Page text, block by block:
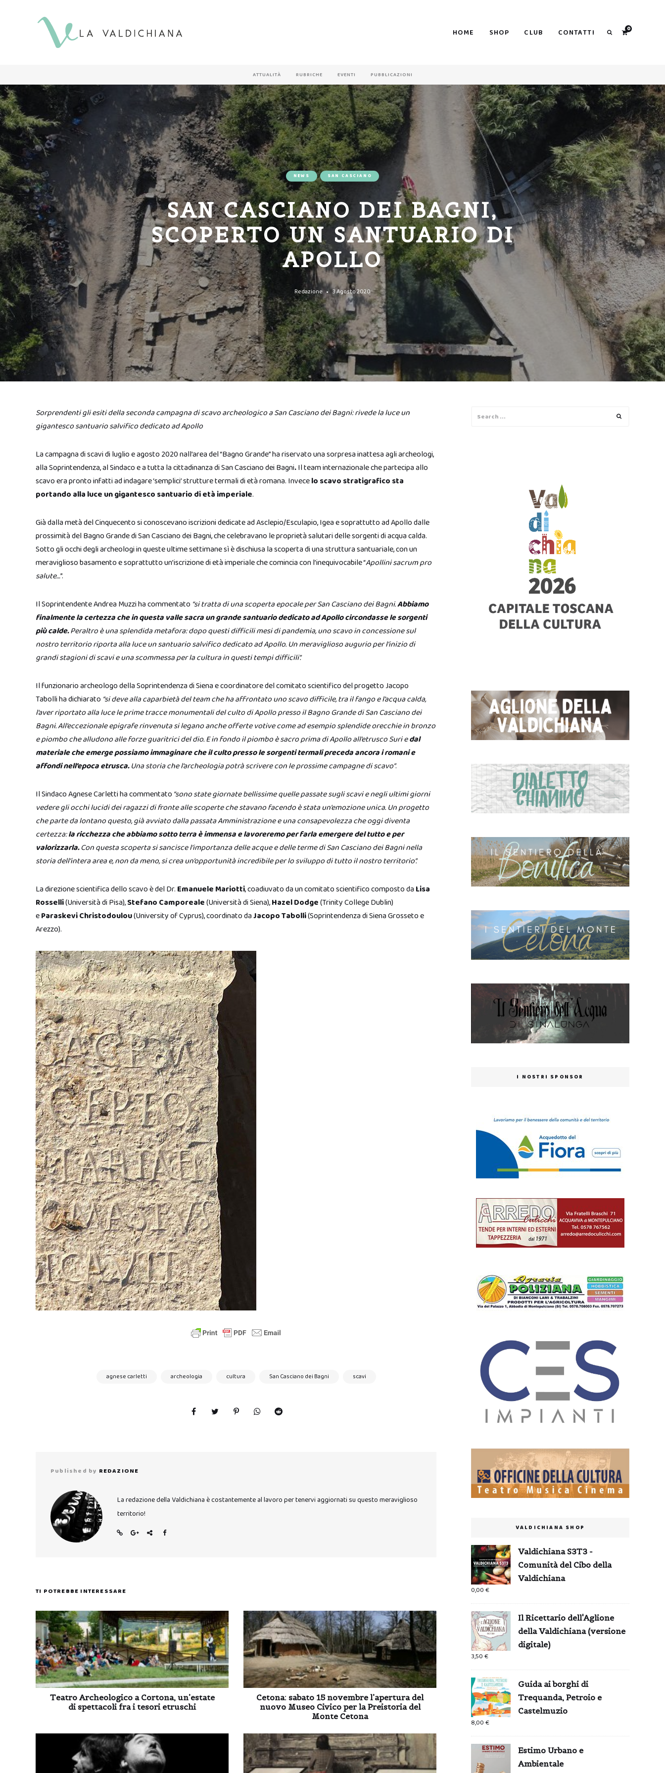
HOME SHOP CLUB CONTATTI 0
ATTUALITÀ RUBRICHE EVENTI PUBBLICAZIONI
NEWS SAN CASCIANO
SAN CASCIANO DEI BAGNI,
SCOPERTO UN SANTUARIO DI
APOLLO
Redazione 3 Agosto 2020
Sorprendenti gli esiti della seconda campagna di scavo archeologico a San Casciano dei Bagni: rivede la luce un
gigantesco santuario salvifico dedicato ad Apollo
La campagna di scavi di luglio e agosto 2020 nall’area del “Bagno Grande” ha riservato una sorpresa inattesa agli archeologi,
alla Soprintendenza, al Sindaco e a tutta la cittadinanza di San Casciano dei Bagni.Il team internazionale che partecipa allo
scavo era pronto infatti ad indagare ‘semplici’ strutture termali di età romana. Invecelo scavo stratigrafico sta
portando alla luce un gigantesco santuario di età imperiale.
Già dalla metà del Cinquecento si conoscevano iscrizioni dedicate ad Asclepio/Esculapio, Igea e soprattutto ad Apollo dalle
prossimità del Bagno Grande di San Casciano dei Bagni, che celebravano le proprietà salutari delle sorgenti di acqua calda.
Sotto gli occhi degli archeologi in queste ultime settimane sì è dischiusa la scoperta di una struttura santuariale, con un
meraviglioso basamento e soprattutto un’iscrizione di età imperiale che comincia con l’inequivocabile “Apollini sacrum pro
salute…”.
Il Soprintendente Andrea Muzzi ha commentato “si tratta di una scoperta epocale per San Casciano dei Bagni.Abbiamo
finalmente la certezza che in questa valle sacra un grande santuario dedicato ad Apollo circondasse le sorgenti
più calde.Peraltro è una splendida metafora: dopo questi difficili mesi di pandemia, uno scavo in concessione sul
nostro territorio riporta alla luce un santuario salvifico dedicato ad Apollo. Un meraviglioso augurio per l’inizio di
grandi stagioni di scavi e una scommessa per la cultura in questi tempi difficili”.
Il funzionario archeologo della Soprintendenza di Siena e coordinatore del comitato scientifico del progetto Jacopo
Tabolli ha dichiarato “si deve alla caparbietà del team che ha affrontato uno scavo difficile, tra il fango e l’acqua calda,
l’aver riportato alla luce le prime tracce monumentali del culto di Apollo presso il Bagno Grande di San Casciano dei
Bagni. All’eccezionale epigrafe rinvenuta si legano anche offerte votive come ad esempio splendide orecchie in bronzo
e piombo che alludono alle forze guaritrici del dio. E in fondo il piombo è sacro prima di Apollo all’etrusco Suri edal
materiale che emerge possiamo immaginare che il culto presso le sorgenti termali preceda ancora i romani e
affondi nell’epoca etrusca.Una storia che l’archeologia potrà scrivere con le prossime campagne di scavo”.
Il Sindaco Agnese Carletti ha commentato “sono state giornate bellissime quelle passate sugli scavi e negli ultimi giorni
vedere gli occhi lucidi dei ragazzi di fronte alle scoperte che stavano facendo è stata un’emozione unica. Un progetto
che parte da lontano questo, già avviato dalla passata Amministrazione e una consapevolezza che oggi diventa
certezza:la ricchezza che abbiamo sotto terra è immensa e lavoreremo per farla emergere del tutto e per
valorizzarla.Con questa scoperta si sancisce l’importanza delle acque e delle terme di San Casciano dei Bagni nella
storia dell’intera area e, non da meno, si crea un’opportunità incredibile per lo sviluppo di tutto il nostro territorio”.
La direzione scientifica dello scavo è del Dr. Emanuele Mariotti, coadiuvato da un comitato scientifico composto da Lisa
Rosselli(Università di Pisa),Stefano Camporeale(Università di Siena),Hazel Dodge(Trinity College Dublin)
eParaskevi Christodoulou(University of Cyprus), coordinato daJacopo Tabolli(Soprintendenza di Siena Grosseto e
Arezzo).
agnese carletti archeologia cultura San Casciano dei Bagni scavi
Published by REDAZIONE
La redazione della Valdichiana è costantemente al lavoro per tenervi aggiornati su questo meraviglioso
territorio!
TI POTREBBE INTERESSARE
Teatro Archeologico a Cortona, un’estate
di spettacoli fra i tesori etruschi
Cetona: sabato 15 novembre l’apertura del
nuovo Museo Civico per la Preistoria del
Monte Cetona
for:
I NOSTRI SPONSOR
VALDICHIANA SHOP
Valdichiana S3T3 -
Comunità del Cibo della
Valdichiana
0,00€
Il Ricettario dell'Aglione
della Valdichiana (versione
digitale)
3,50€
Guida ai borghi di
Trequanda, Petroio e
Castelmuzio
8,00€
Estimo Urbano e
Ambientale